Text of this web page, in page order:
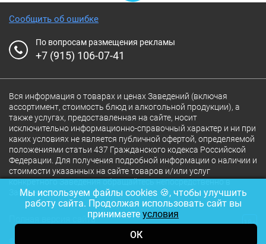
Сообщить об ошибке
По вопросам размещения рекламы
+7 (915) 106-07-41
Вся информация о товарах и ценах Заведений (включая
ассортимент, стоимость блюд и алкогольной продукции), а
также услугах, предоставленная на сайте, носит
исключительно информационно-справочный характер и ни при
каких условиях не является публичной офертой, определяемой
положениями статьи 437 Гражданского кодекса Российской
Федерации. Для получения подробной информации о наличии и
стоимости указанных на сайте товаров и/или услуг
конкретного Заведения обращайтесь непосредственно в
Заведение.
Полная версия сайта 18+
Мы используем файлы cookies 🍪, чтобы улучшить
работу сайта. Продолжая использовать сайт вы
принимаете условия
ОК